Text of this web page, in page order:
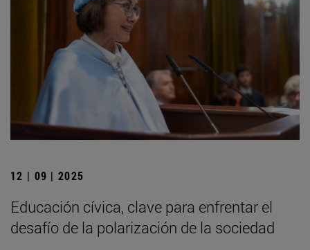
12 | 09 | 2025
Educación cívica, clave para enfrentar el
desafío de la polarización de la sociedad